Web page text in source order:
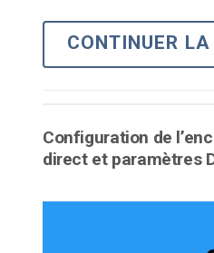
CONTINUER LA
Configuration de
direct et paramètres